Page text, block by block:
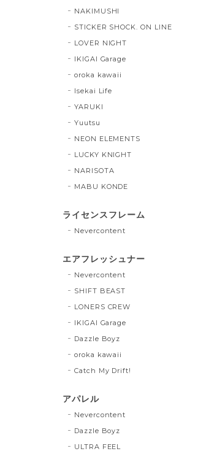
NAKIMUSHI
STICKER SHOCK. ON LINE
LOVER NIGHT
IKIGAI Garage
oroka kawaii
Isekai Life
YARUKI
Yuutsu
NEON ELEMENTS
LUCKY KNIGHT
NARISOTA
MABU KONDE
ライセンスフレーム
Nevercontent
エアフレッシュナー
Nevercontent
SHIFT BEAST
LONERS CREW
IKIGAI Garage
Dazzle Boyz
oroka kawaii
Catch My Drift!
アパレル
Nevercontent
Dazzle Boyz
ULTRA FEEL